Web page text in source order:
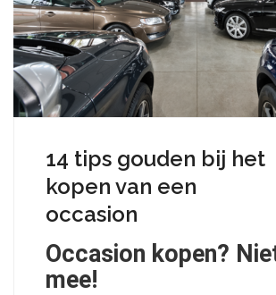
14 tips gouden bij het
kopen van een
occasion
Occasion kopen?
mee!